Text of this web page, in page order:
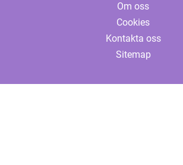
Om oss
Cookies
Kontakta oss
Sitemap